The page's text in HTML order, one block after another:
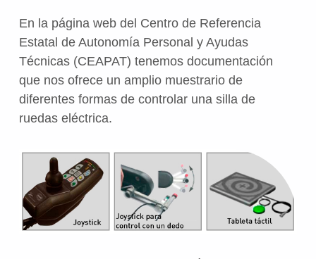
En la página web del Centro de Referencia
Estatal de Autonomía Personal y Ayudas
Técnicas (CEAPAT) tenemos documentación
que nos ofrece un amplio muestrario de
diferentes formas de controlar una silla de
ruedas eléctrica.